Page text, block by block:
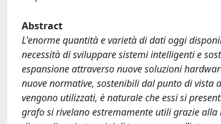
Abstract
L'enorme quantità e varietà di dati oggi
necessità di sviluppare sistemi intelligenti e
espansione attraverso nuove soluzioni
nuove normative, sostenibili dal punto di
vengono utilizzati, è naturale che essi si
grafo si rivelano estremamente utili grazie